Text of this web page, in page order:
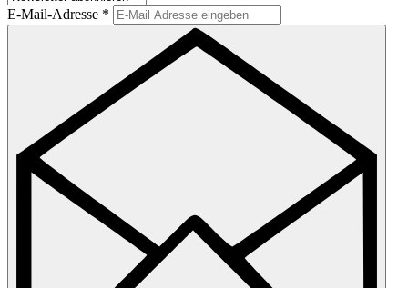
E-Mail-Adresse *